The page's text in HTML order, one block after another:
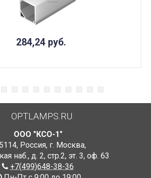
284,24 руб.
OPTLAMPS.RU
ООО "КСО-1"
, Россия, г. Москва,
наб., д. 2, стр.2, эт. 3, оф. 63
+7(499)648-38-36